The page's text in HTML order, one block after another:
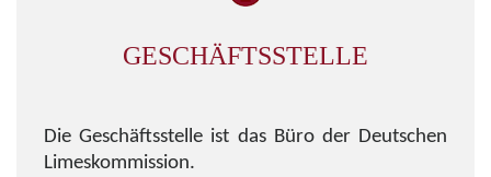
GESCHÄFTSSTELLE
Die Geschäftsstelle ist das Büro der Deutschen
Limeskommission.